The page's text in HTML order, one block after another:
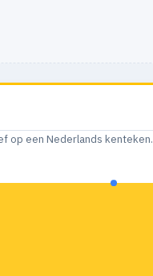
op een Nederlands kenteken.